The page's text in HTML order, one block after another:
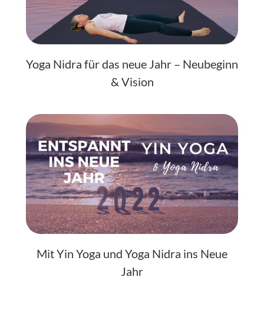
Yoga Nidra für das neue Jahr – Neubeginn
& Vision
Mit Yin Yoga und Yoga Nidra ins Neue
Jahr